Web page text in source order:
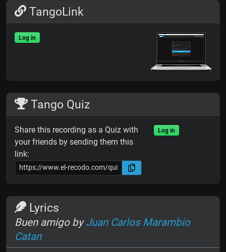
TangoLink
Log in
Tango Quiz
Share this recording as a Quiz with
your friends by sending them this
link:
Log in
Lyrics
Buen amigo byJuan Carlos Marambio
Catan